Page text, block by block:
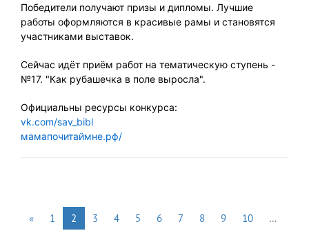
Победители получают призы и дипломы. Лучшие
работы оформляются в красивые рамы и становятся
участниками выставок.
Сейчас идёт приём работ на тематическую ступень -
№17. "Как рубашечка в поле выросла".
Официальны ресурсы конкурса:
vk.com/sav_bibl
мамапочитаймне.рф/
« 1 2 3 4 5 6 7 8 9 10
…